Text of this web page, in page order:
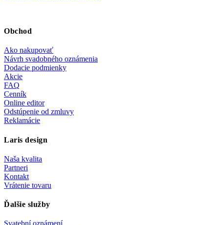
Obchod
Ako nakupovať
Návrh svadobného oznámenia
Dodacie podmienky
Akcie
FAQ
Cenník
Online editor
Odstúpenie od zmluvy
Reklamácie
Laris design
Naša kvalita
Partneri
Kontakt
Vrátenie tovaru
Ďalšie služby